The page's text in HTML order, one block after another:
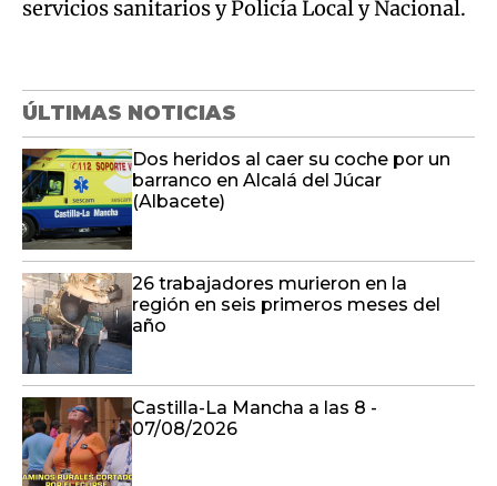
servicios sanitarios y Policía Local y Nacional.
ÚLTIMAS NOTICIAS
Dos heridos al caer su coche por un
barranco en Alcalá del Júcar
(Albacete)
26 trabajadores murieron en la
región en seis primeros meses del
año
Castilla-La Mancha a las 8 -
07/08/2026